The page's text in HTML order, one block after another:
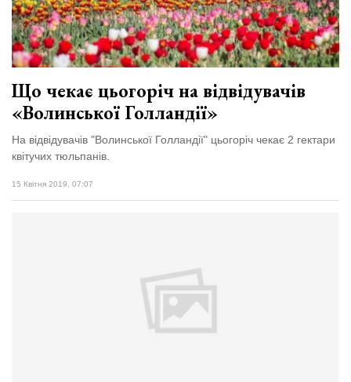
Що чекає цьогоріч на відвідувачів
«Волинської Голландії»
На відвідувачів "Волинської Голландії" цьогоріч чекає 2 гектари
квітучих тюльпанів.
15 Квітня 2019, 07:07